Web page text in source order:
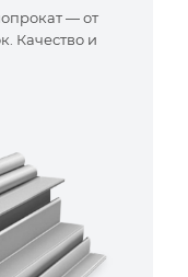
— от
Качество и